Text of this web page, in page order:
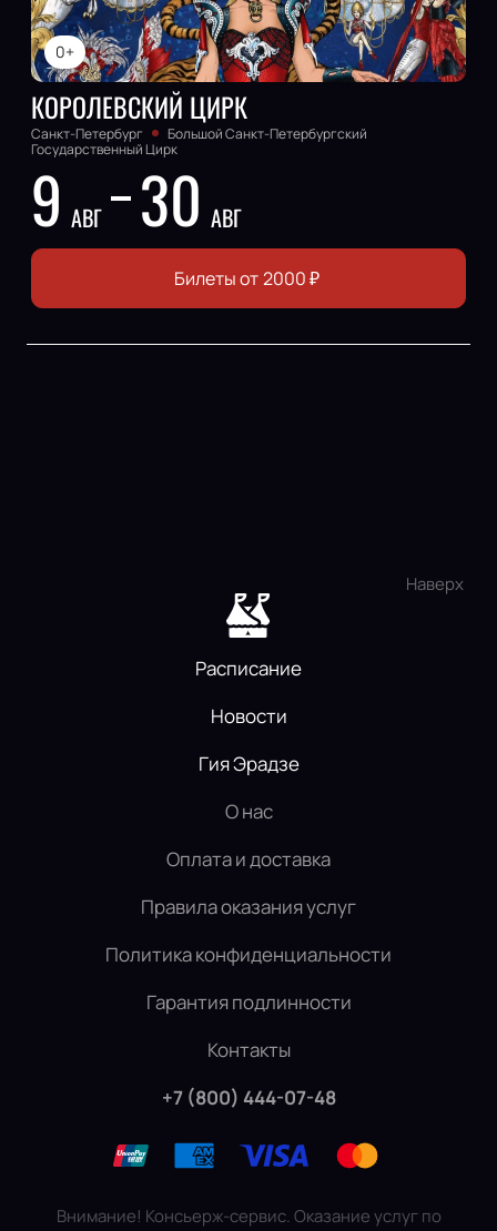
0+
КОРОЛЕВСКИЙ ЦИРК
Санкт-Петербург
Большой Cанкт-Петербургский
Государственный Цирк
9 АВГ 30 АВГ
Билеты от 2000₽
Наверх
Расписание
Новости
Гия Эрадзе
О нас
Оплата и доставка
Правила оказания услуг
Политика конфиденциальности
Гарантия подлинности
Контакты
+7 (800) 444-07-48
Внимание! Консьерж-сервис. Оказание услуг по